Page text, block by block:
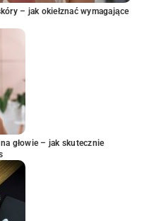
– jak okiełznać wymagające
głowie – jak skutecznie